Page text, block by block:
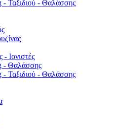
- Ταξιδιού - Θαλάσσης
Ιονιστές
- Θαλάσσης
- Ταξιδιού - Θαλάσσης